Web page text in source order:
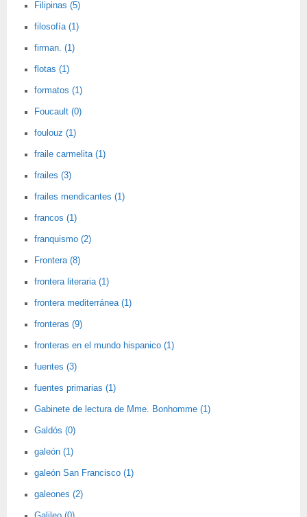
Filipinas (5)
filosofía (1)
firman. (1)
flotas (1)
formatos (1)
Foucault (0)
foulouz (1)
fraile carmelita (1)
frailes (3)
frailes mendicantes (1)
francos (1)
franquismo (2)
Frontera (8)
frontera literaria (1)
frontera mediterránea (1)
fronteras (9)
fronteras en el mundo hispanico (1)
fuentes (3)
fuentes primarias (1)
Gabinete de lectura de Mme. Bonhomme (1)
Galdós (0)
galeón (1)
galeón San Francisco (1)
galeones (2)